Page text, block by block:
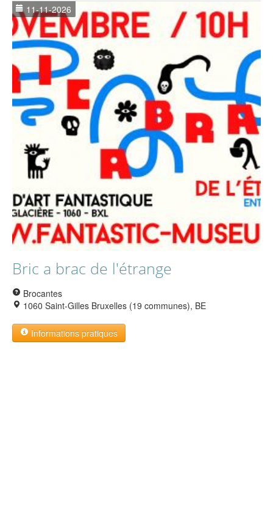
11-11-2026
Bric a brac de l'étrange
Brocantes
1060 Saint-Gilles Bruxelles (19 communes), BE
Informations pratiques